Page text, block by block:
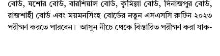
বোর্ড, যশোর বোর্ড, বারশিয়াল বোর্ড, কুমিল্লা বোর্ড, দিনাজপুর বোর্ড,
রাজশাহী বোর্ড এবং ময়মনসিংহ বোর্ডের নতুন এসএসসি রুটিন ২০২৩
পরীক্ষা করতে পারবেন। আসুন নীচে থেকে বিস্তারিত পরীক্ষা করা যাক-